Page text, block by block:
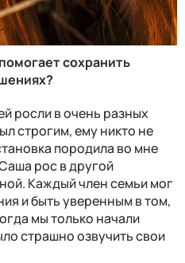
сохранить
росли в очень разных
строгим, ему никто не
породила во мне
рос в другой
Каждый член семьи мог
и быть уверенным в том,
мы только начали
страшно озвучить свои